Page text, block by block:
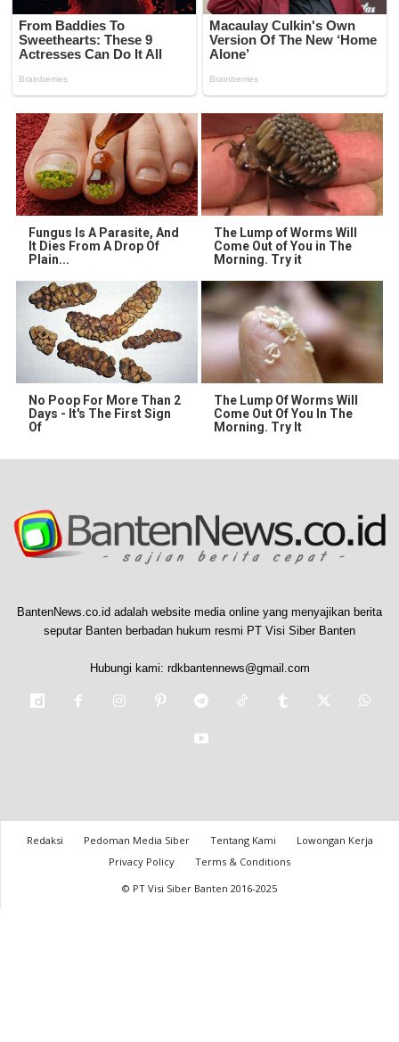
Fungus Is A Parasite, And
It Dies From A Drop Of
Plain...
The Lump of Worms Will
Come Out of You in The
Morning. Try it
No Poop For More Than 2
Days - It's The First Sign
Of
The Lump Of Worms Will
Come Out Of You In The
Morning. Try It
BantenNews.co.id adalah website media online yang menyajikan berita
seputar Banten berbadan hukum resmi PT Visi Siber Banten
Hubungi kami: rdkbantennews@gmail.com
Redaksi Pedoman Media Siber Tentang Kami
Lowongan Kerja
Privacy Policy
Terms & Conditions
© PT Visi Siber Banten 2016-2025